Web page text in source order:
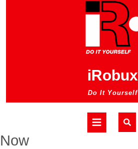
iRobux
Do It Yourself
Open
Now